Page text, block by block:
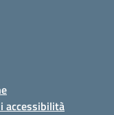
accessibilità